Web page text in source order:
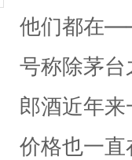
他们都在
号称除茅
郎酒近年
价格也一